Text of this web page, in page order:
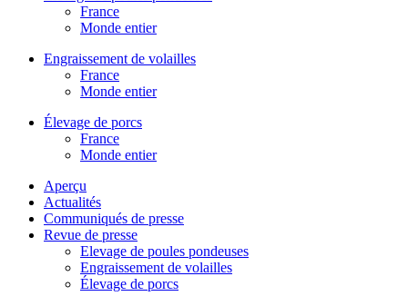
France
Monde entier
Engraissement de volailles
France
Monde entier
Élevage de porcs
France
Monde entier
Aperçu
Actualités
Communiqués de presse
Revue de presse
Elevage de poules pondeuses
Engraissement de volailles
Élevage de porcs